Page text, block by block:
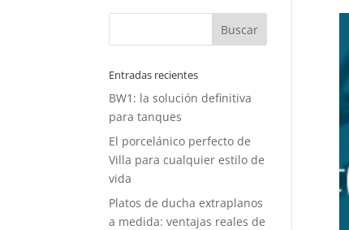
Entradas recientes
BW1: la solución definitiva
para tanques
El porcelánico perfecto de
Villa para cualquier estilo de
vida
Platos de ducha extraplanos
a medida: ventajas reales de